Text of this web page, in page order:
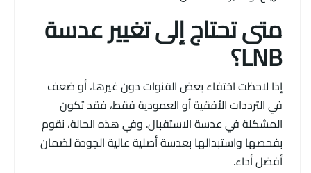
متى تحتاج إلى تغيير عدسة
LNB؟
إذا لاحظت اختفاء بعض القنوات دون غيرها، أو ضعف
في الترددات الأفقية أو العمودية فقط، فقد تكون
المشكلة في عدسة الاستقبال. وفي هذه الحالة، نقوم
بفحصها واستبدالها بعدسة أصلية عالية الجودة لضمان
أفضل أداء.